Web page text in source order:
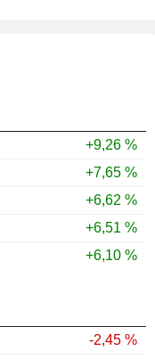
+9,26 %
+7,65 %
+6,62 %
+6,51 %
+6,10 %
-2,45 %